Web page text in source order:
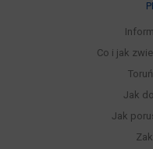
Co i jak
Jak
Jak